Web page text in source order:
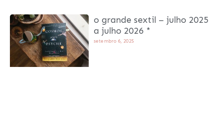
o grande sextil – julho 2025
a julho 2026 *
setembro 6, 2025